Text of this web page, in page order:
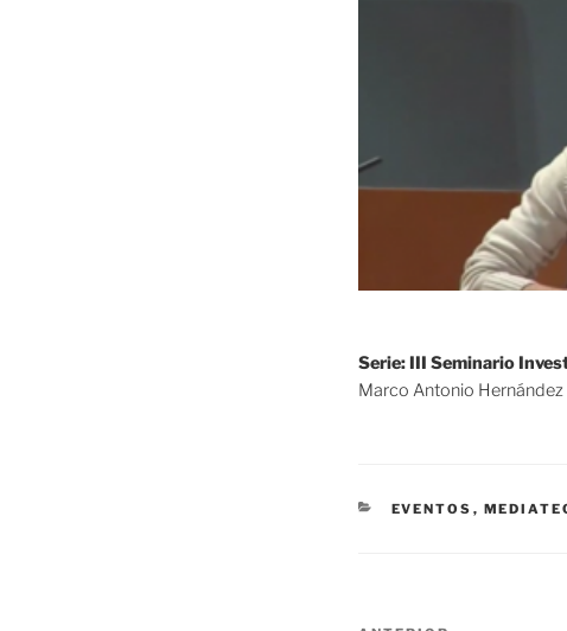
Serie: III Seminario
Marco Antonio
CATEGORÍAS
EVENTOS ,